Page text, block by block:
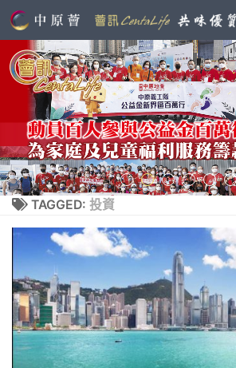
TAGGED: 投資